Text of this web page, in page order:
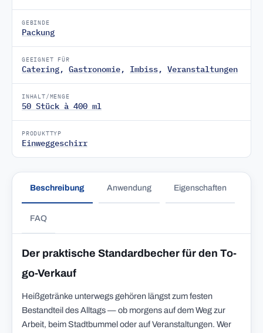
GEBINDE
Packung
GEEIGNET FÜR
Catering, Gastronomie, Imbiss, Veranstaltungen
INHALT/MENGE
50 Stück à 400 ml
PRODUKTTYP
Einweggeschirr
Beschreibung Anwendung Eigenschaften
FAQ
Der praktische Standardbecher für den To-
go-Verkauf
Heißgetränke unterwegs gehören längst zum festen
Bestandteil des Alltags — ob morgens auf dem Weg zur
Arbeit, beim Stadtbummel oder auf Veranstaltungen. Wer